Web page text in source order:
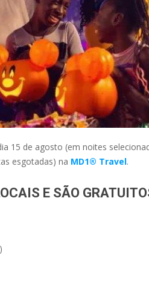
15 de agosto (em noites
esgotadas) na MD1® Travel.
E SÃO